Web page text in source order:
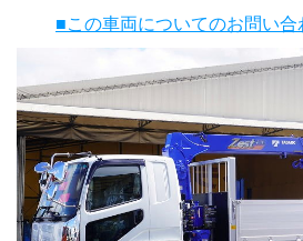
■この車両についてのお問い